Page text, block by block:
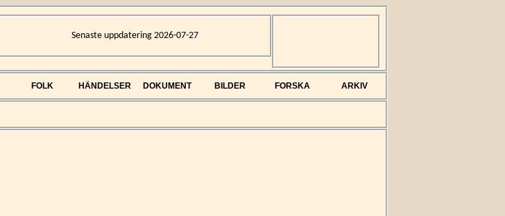
Senaste uppdatering 2026-07-27
FOLK HÄNDELSER DOKUMENT BILDER FORSKA ARKIV